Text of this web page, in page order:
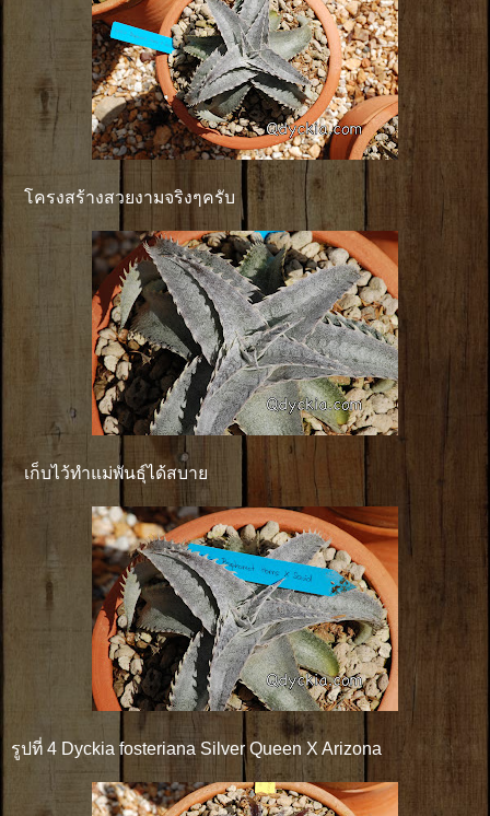
โครงสร้างสวยงามจริงๆครับ
เก็บไว้ทำแม่พันธุ์ได้สบาย
รูปที่ 4 Dyckia fosteriana Silver Queen X Arizona